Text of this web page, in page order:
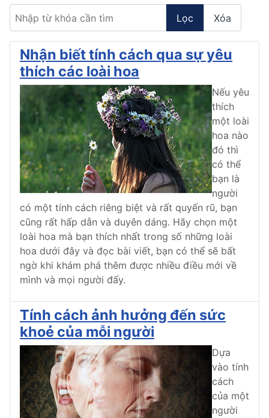
Nhập từ khóa cần tìm
Lọc Xóa
Nhận biết tính cách qua sự yêu
thích các loài hoa
Nếu yêu
thích
một loài
hoa nào
đó thì
có thể
bạn là
người
có một tính cách riêng biệt và rất quyến rũ, bạn
cũng rất hấp dẫn và duyên dáng. Hãy chọn một
loài hoa mà bạn thích nhất trong số những loài
hoa dưới đây và đọc bài viết, bạn có thể sẽ bất
ngờ khi khám phá thêm được nhiều điều mới về
mình và mọi người đấy.
Tính cách ảnh hưởng đến sức
khoẻ của mỗi người
Dựa
vào tính
cách
của một
người